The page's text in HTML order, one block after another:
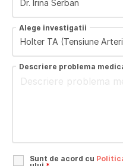
Alege investigatii
Descriere problema
Sunt de acord cu